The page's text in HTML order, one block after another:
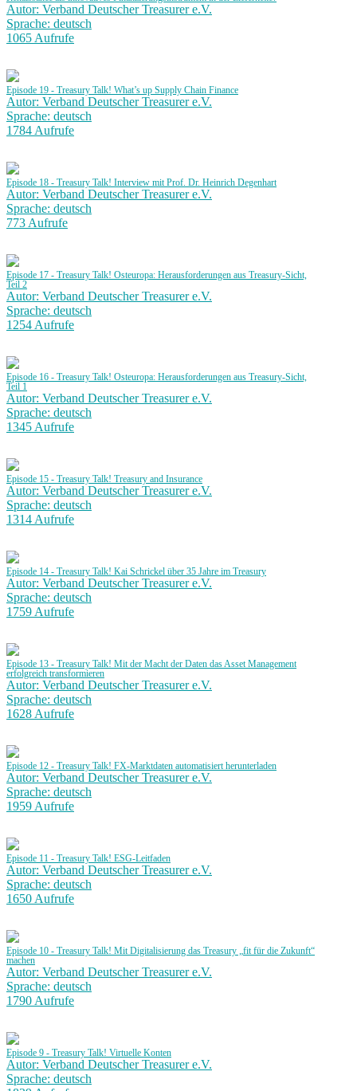
Autor: Verband Deutscher Treasurer e.V.
Sprache: deutsch
1065 Aufrufe
Episode 19 - Treasury Talk! What’s up Supply Chain Finance
Autor: Verband Deutscher Treasurer e.V.
Sprache: deutsch
1784 Aufrufe
Episode 18 - Treasury Talk! Interview mit Prof. Dr. Heinrich Degenhart
Autor: Verband Deutscher Treasurer e.V.
Sprache: deutsch
773 Aufrufe
Episode 17 - Treasury Talk! Osteuropa: Herausforderungen aus Treasury-Sicht,
Teil 2
Autor: Verband Deutscher Treasurer e.V.
Sprache: deutsch
1254 Aufrufe
Episode 16 - Treasury Talk! Osteuropa: Herausforderungen aus Treasury-Sicht,
Teil 1
Autor: Verband Deutscher Treasurer e.V.
Sprache: deutsch
1345 Aufrufe
Episode 15 - Treasury Talk! Treasury and Insurance
Autor: Verband Deutscher Treasurer e.V.
Sprache: deutsch
1314 Aufrufe
Episode 14 - Treasury Talk! Kai Schrickel über 35 Jahre im Treasury
Autor: Verband Deutscher Treasurer e.V.
Sprache: deutsch
1759 Aufrufe
Episode 13 - Treasury Talk! Mit der Macht der Daten das Asset Management
erfolgreich transformieren
Autor: Verband Deutscher Treasurer e.V.
Sprache: deutsch
1628 Aufrufe
Episode 12 - Treasury Talk! FX-Marktdaten automatisiert herunterladen
Autor: Verband Deutscher Treasurer e.V.
Sprache: deutsch
1959 Aufrufe
Episode 11 - Treasury Talk! ESG-Leitfaden
Autor: Verband Deutscher Treasurer e.V.
Sprache: deutsch
1650 Aufrufe
Episode 10 - Treasury Talk! Mit Digitalisierung das Treasury „fit für die Zukunft“
machen
Autor: Verband Deutscher Treasurer e.V.
Sprache: deutsch
1790 Aufrufe
Episode 9 - Treasury Talk! Virtuelle Konten
Autor: Verband Deutscher Treasurer e.V.
Sprache: deutsch